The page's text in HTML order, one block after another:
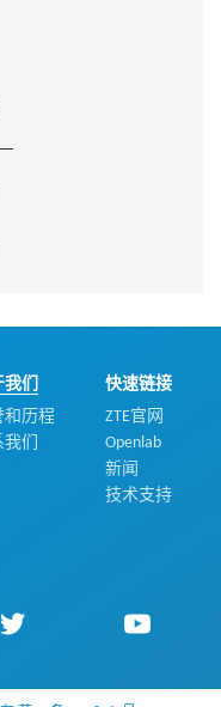
我们
和历程
们
快速链接
ZTE官网
Openlab
新闻
技术支持